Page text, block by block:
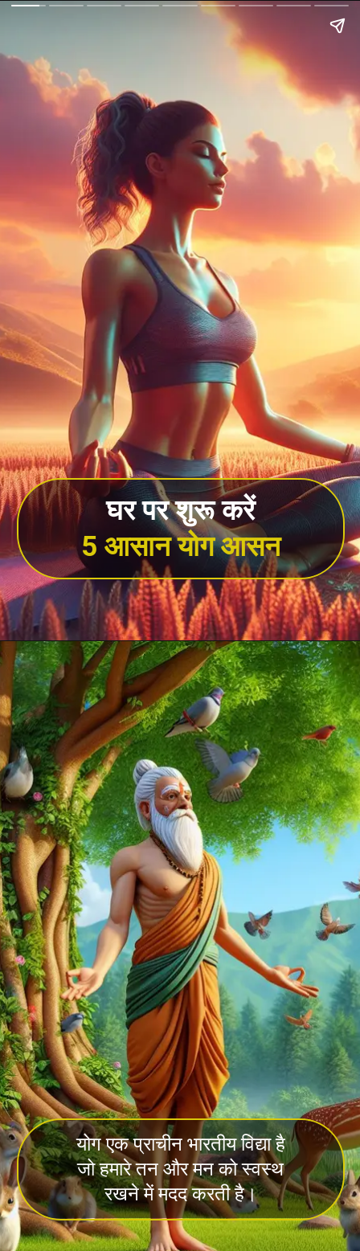
घर पर शुरू करें
5 आसान योग आसन
योग एक प्राचीन भारतीय विद्या है
जो हमारे तन और मन को स्वस्थ
रखने में मदद करती है।